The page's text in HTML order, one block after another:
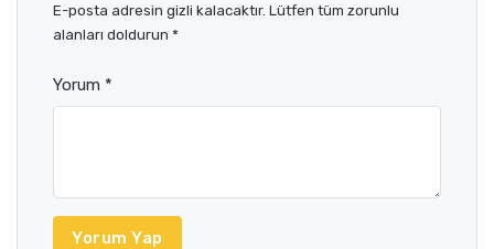
E-posta adresin gizli kalacaktır. Lütfen tüm zorunlu
alanları doldurun *
Yorum *
Yorum Yap